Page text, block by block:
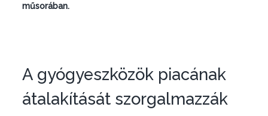
műsorában.
A gyógyeszközök piacának
átalakítását szorgalmazzák